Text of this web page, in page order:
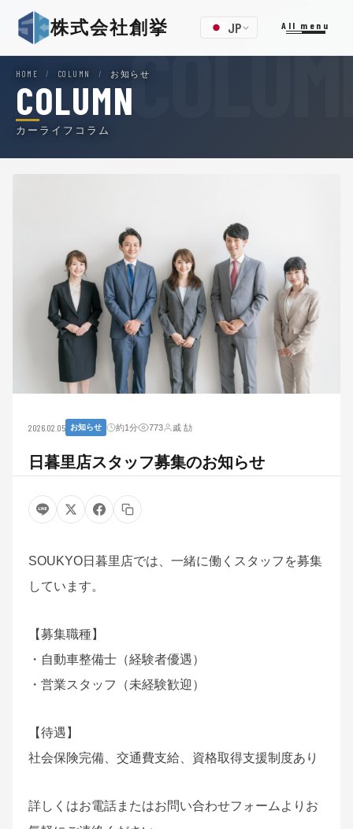
株式会社創挙 JP All menu
HOME / COLUMN / お知らせ
COLUMN
カーライフコラム
2026.02.05 お知らせ 約1分 773 戚 劼
日暮里店スタッフ募集のお知らせ
SOUKYO日暮里店では、一緒に働くスタッフを募集
しています。
【募集職種】
・自動車整備士（経験者優遇）
・営業スタッフ（未経験歓迎）
【待遇】
社会保険完備、交通費支給、資格取得支援制度あり
詳しくはお電話またはお問い合わせフォームよりお